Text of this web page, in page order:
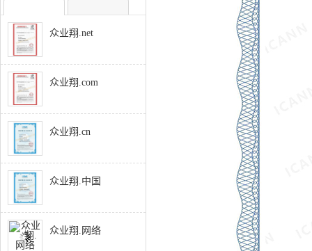
众业翔.net
众业翔.com
众业翔.cn
众业翔.中国
众业翔.网络